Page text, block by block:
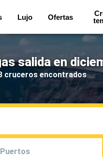
Lujo Ofertas
salida en
cruceros encontrados
Puertos